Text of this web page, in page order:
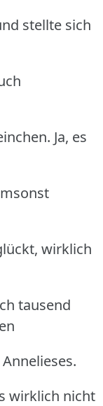
stellte sich
Ja, es
wirklich
tausend
wirklich nicht